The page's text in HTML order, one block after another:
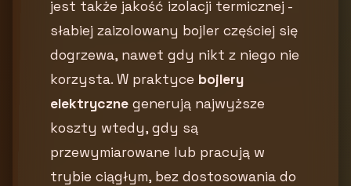
jest także jakość izolacji termicznej -
słabiej zaizolowany bojler częściej się
dogrzewa, nawet gdy nikt z niego nie
korzysta. W praktyce bojlery
elektryczne generują najwyższe
koszty wtedy, gdy są
przewymiarowane lub pracują w
trybie ciągłym, bez dostosowania do